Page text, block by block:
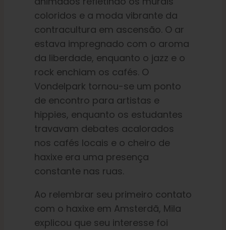
coloridos e a moda vibrante da
contracultura em ascensão. O ar
estava impregnado com o aroma
da liberdade, enquanto o jazz e o
rock enchiam os cafés. O
Vondelpark tornou-se um ponto
de encontro para artistas e
hippies, enquanto os estudantes
travavam debates acalorados
nos cafés locais e o cheiro de
haxixe era uma presença
constante nas ruas.
Ao relembrar seu primeiro contato
com o haxixe em Amsterdã, Mila
explicou que seu interesse foi